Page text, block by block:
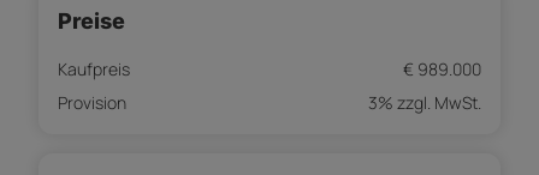
Preise
Kaufpreis
€ 989.000
Provision
3% zzgl. MwSt.